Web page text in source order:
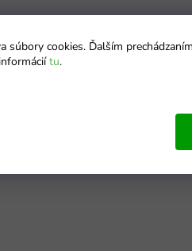
súbory cookies. Ďalším
tu.